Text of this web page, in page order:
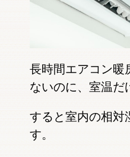
長時間エアコン暖
ないのに、室温だ
すると室内の相対
す。